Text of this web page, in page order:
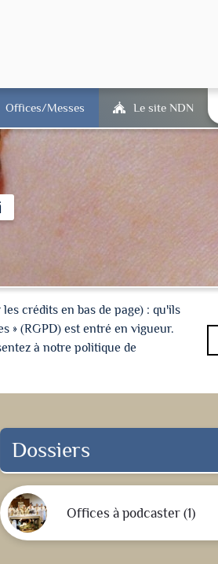
Offices/Messes Le site NDN
crédits en bas de page) : qu'ils
» (RGPD) est entré en vigueur.
à notre politique de
Dossiers
Offices à podcaster (1)